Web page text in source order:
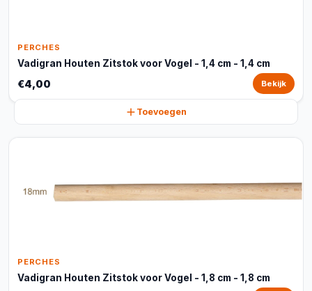
PERCHES
Vadigran Houten Zitstok voor Vogel - 1,4 cm - 1,4 cm
€4,00 Bekijk
Toevoegen
PERCHES
Vadigran Houten Zitstok voor Vogel - 1,8 cm - 1,8 cm